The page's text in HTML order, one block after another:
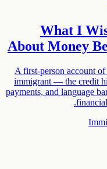
What I
About Money
A first-person account
immigrant — the credit
payments, and language